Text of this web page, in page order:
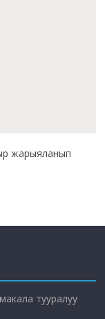
жарыяланып
тууралуу